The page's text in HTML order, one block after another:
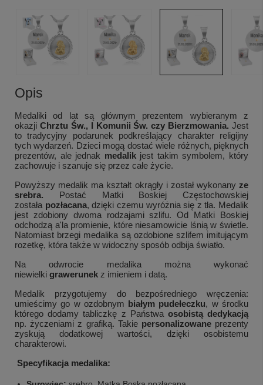
Opis
Medaliki od lat są głównym prezentem wybieranym z
okazji Chrztu Św., I Komunii Św. czy Bierzmowania. Jest
to tradycyjny podarunek podkreślający charakter religijny
tych wydarzeń. Dzieci mogą dostać wiele różnych, pięknych
prezentów, ale jednak medalik jest takim symbolem, który
zachowuje i szanuje się przez całe życie.
Powyższy medalik ma kształt okrągły i został wykonany ze
srebra.
Postać Matki Boskiej Częstochowskiej
została pozłacana, dzięki czemu wyróżnia się z tła. Medalik
jest zdobiony dwoma rodzajami szlifu. Od Matki Boskiej
odchodzą a'la promienie, które niesamowicie lśnią w świetle.
Natomiast brzegi medalika są ozdobione szlifem imitującym
rozetkę, która także w widoczny sposób odbija światło.
Na odwrocie medalika można wykonać
niewielki grawerunek z imieniem i datą.
Medalik przygotujemy do bezpośredniego wręczenia:
umieścimy go w ozdobnym białym pudełeczku, w środku
którego dodamy tabliczkę z Państwa osobistą dedykacją
np. życzeniami z grafiką. Takie personalizowane prezenty
zyskują dodatkowej wartości, dzięki osobistemu
charakterowi.
Specyfikacja medalika: